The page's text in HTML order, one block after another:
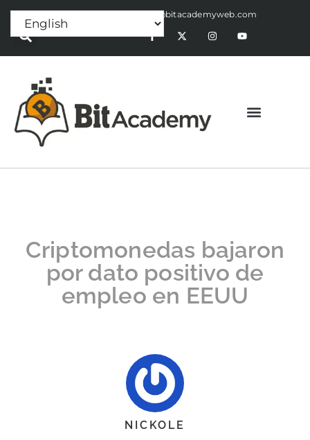
Press Release:alex@bitacademyweb.com
Criptomonedas bajaron
por dato positivo de
empleo en EEUU
NICKOLE